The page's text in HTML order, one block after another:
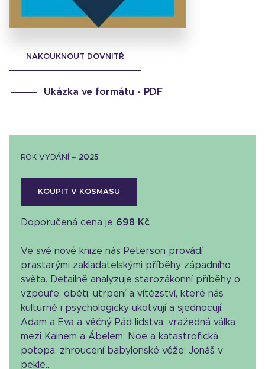
NAKOUKNOUT DOVNITŘ
Ukázka ve formátu - PDF
ROK VYDÁNÍ – 2025
KOUPIT V KOSMASU
Doporučená cena je 698 Kč
Ve své nové knize nás Peterson provádí
prastarými zakladatelskými příběhy západního
světa. Detailně analyzuje starozákonní příběhy o
vzpouře, oběti, utrpení a vítězství, které nás
kulturně i psychologicky ukotvují a sjednocují.
Adam a Eva a věčný Pád lidstva; vražedná válka
mezi Kainem a Ábelem; Noe a katastrofická
potopa; zhroucení babylonské věže; Jonáš v
pekle...